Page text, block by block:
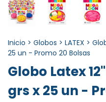
Inicio > Globos > LATEX >
25 un - Promo 20 Bolsas
Globo Latex
grs x 25 un -